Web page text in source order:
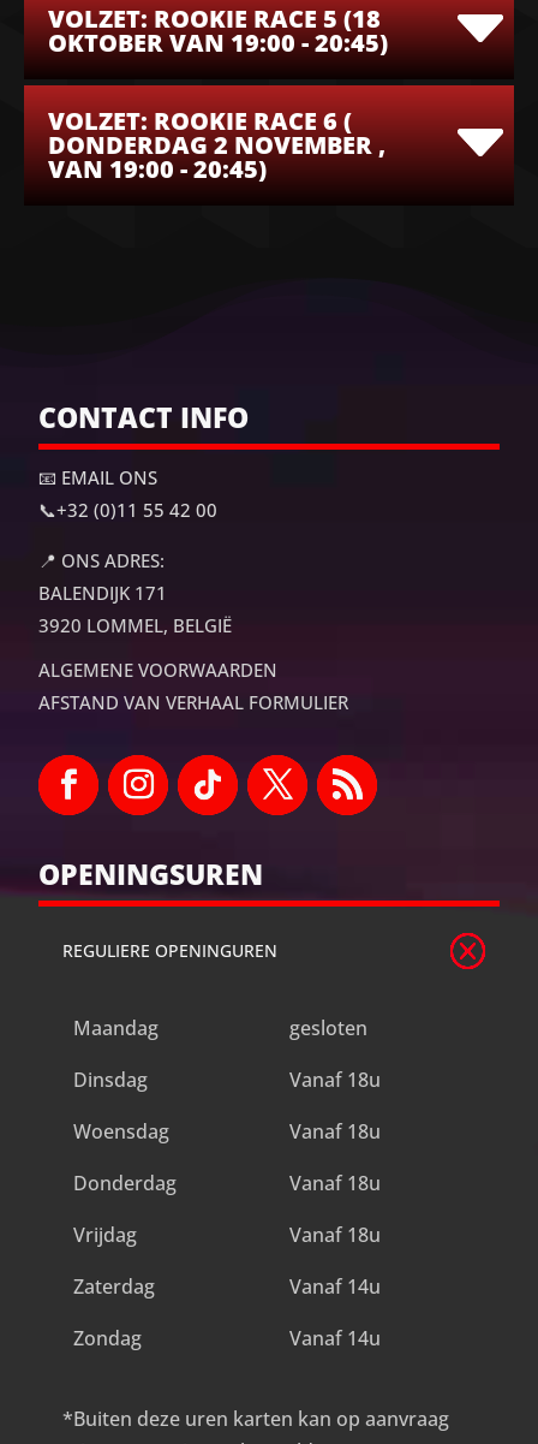
VOLZET: ROOKIE RACE 5 (18
OKTOBER VAN 19:00 - 20:45)
VOLZET: ROOKIE RACE 6 (
DONDERDAG 2 NOVEMBER ,
VAN 19:00 - 20:45)
CONTACT INFO
📧 EMAIL ONS
📞+32 (0)11 55 42 00
📍 ONS ADRES:
BALENDIJK 171
3920 LOMMEL, BELGIË
ALGEMENE VOORWAARDEN
AFSTAND VAN VERHAAL FORMULIER
OPENINGSUREN
REGULIERE OPENINGUREN
Maandag
gesloten
Dinsdag
Vanaf 18u
Woensdag
Vanaf 18u
Donderdag
Vanaf 18u
Vrijdag
Vanaf 18u
Zaterdag
Vanaf 14u
Zondag
Vanaf 14u
*Buiten deze uren karten kan op aanvraag